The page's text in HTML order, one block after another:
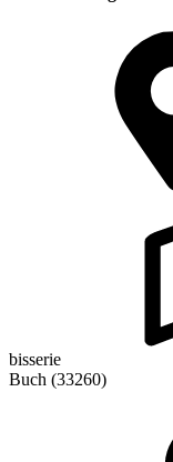
bisserie
Buch (33260)